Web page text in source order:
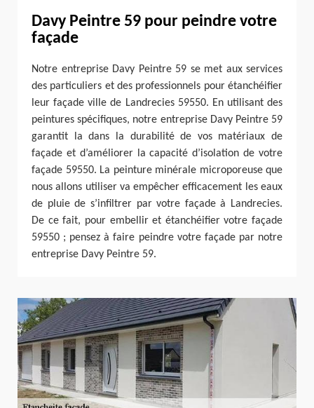
Davy Peintre 59 pour peindre votre
façade
Notre entreprise Davy Peintre 59 se met aux services
des particuliers et des professionnels pour étanchéifier
leur façade ville de Landrecies 59550. En utilisant des
peintures spécifiques, notre entreprise Davy Peintre 59
garantit la dans la durabilité de vos matériaux de
façade et d’améliorer la capacité d’isolation de votre
façade 59550. La peinture minérale microporeuse que
nous allons utiliser va empêcher efficacement les eaux
de pluie de s’infiltrer par votre façade à Landrecies.
De ce fait, pour embellir et étanchéifier votre façade
59550 ; pensez à faire peindre votre façade par notre
entreprise Davy Peintre 59.